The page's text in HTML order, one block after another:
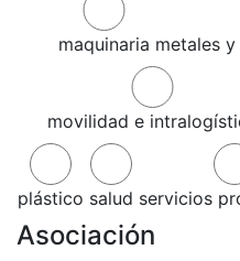
maquinaria metales
movilidad e
plástico salud servicios
Asociación